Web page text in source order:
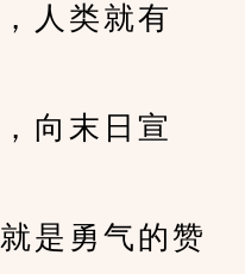
人类就有
向末日宣
勇气的赞